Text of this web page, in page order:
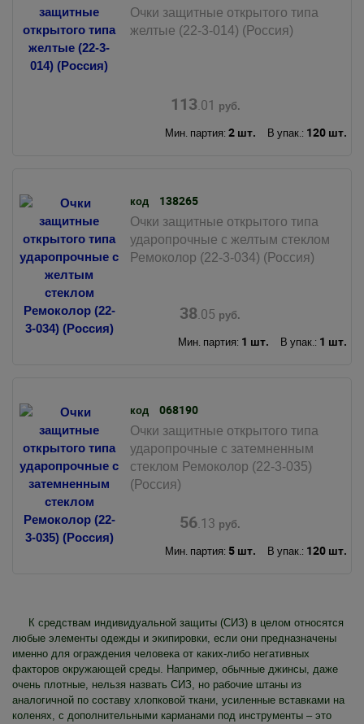
Очки защитные открытого типа
желтые (22-3-014) (Россия)
113.01 руб.
Мин. партия: 2 шт. В упак.: 120 шт.
код 138265
Очки защитные открытого типа
ударопрочные с желтым стеклом
Ремоколор (22-3-034) (Россия)
38.05 руб.
Мин. партия: 1 шт. В упак.: 1 шт.
код 068190
Очки защитные открытого типа
ударопрочные с затемненным
стеклом Ремоколор (22-3-035)
(Россия)
56.13 руб.
Мин. партия: 5 шт. В упак.: 120 шт.
К средствам индивидуальной защиты (СИЗ) в целом относятся
любые элементы одежды и экипировки, если они предназначены
именно для ограждения человека от каких-либо негативных
факторов окружающей среды. Например, обычные джинсы, даже
очень плотные, нельзя назвать СИЗ, но рабочие штаны из
аналогичной по составу хлопковой ткани, усиленные вставками на
коленях, с дополнительными карманами под инструменты – это